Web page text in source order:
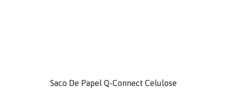
Saco De Papel Q-Connect Celulose